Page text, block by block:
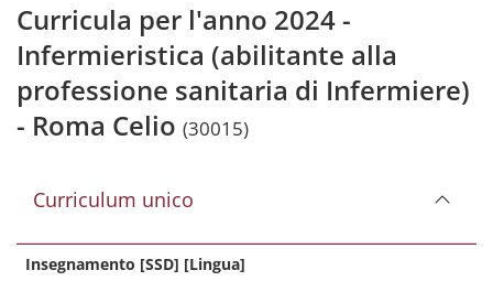
Curricula per l'anno 2024 -
Infermieristica (abilitante alla
professione sanitaria di Infermiere)
- Roma Celio (30015)
Curriculum unico
Insegnamento [SSD] [Lingua]